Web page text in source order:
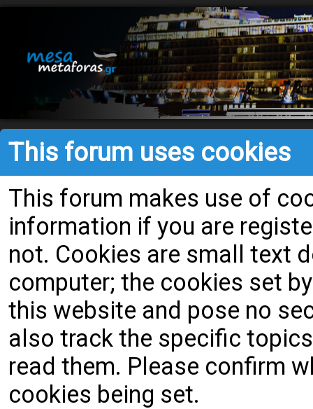
This forum uses cookies
This forum makes use of
information if you are
not. Cookies are small text
computer; the cookies set
this website and pose no
also track the specific
read them. Please confirm
cookies being set.